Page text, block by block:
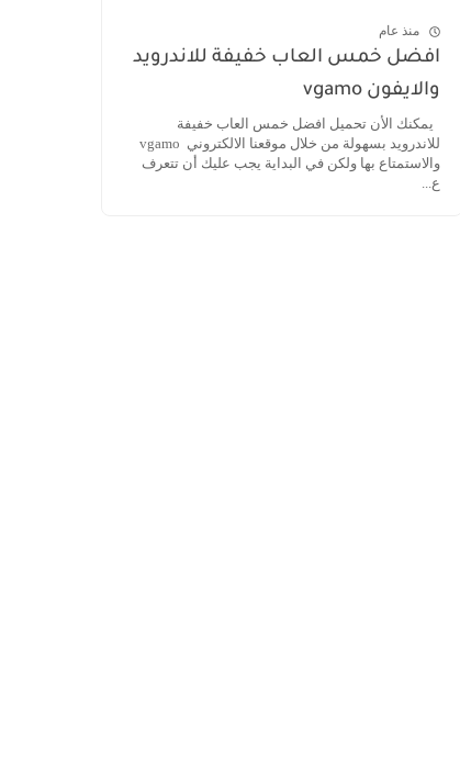
منذ عام
افضل خمس العاب خفيفة للاندرويد
والايفون vgamo
يمكنك الأن تحميل افضل خمس العاب خفيفة
للاندرويد بسهولة من خلال موقعنا الالكتروني vgamo
والاستمتاع بها ولكن في البداية يجب عليك أن تتعرف
ع...